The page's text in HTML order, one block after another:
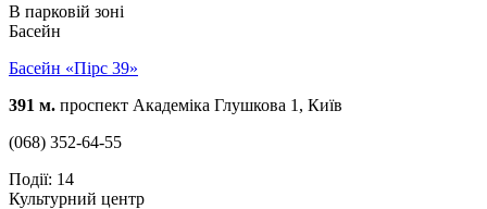
В парковій зоні
Басейн
Басейн «Пірс 39»
391 м. проспект Академіка Глушкова 1, Київ
(068) 352-64-55
Події: 14
Культурний центр